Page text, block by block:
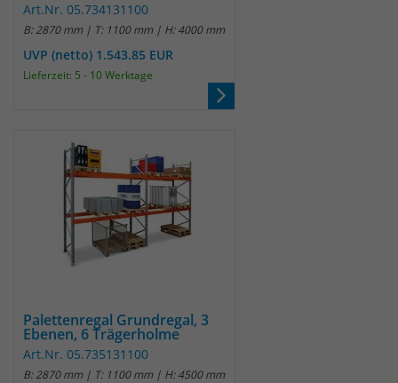
Art.Nr. 05.734131100
B: 2870 mm | T: 1100 mm | H: 4000 mm
UVP (netto) 1.543.85 EUR
Lieferzeit: 5 - 10 Werktage
Palettenregal Grundregal, 3
Ebenen, 6 Trägerholme
Art.Nr. 05.735131100
B: 2870 mm | T: 1100 mm | H: 4500 mm